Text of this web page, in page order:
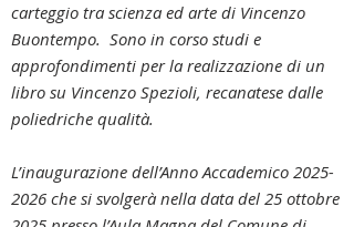
carteggio tra scienza ed arte di Vincenzo
Buontempo. Sono in corso studi e
approfondimenti per la realizzazione di un
libro su Vincenzo Spezioli, recanatese dalle
poliedriche qualità.
L’inaugurazione dell’Anno Accademico 2025-
2026 che si svolgerà nella data del 25 ottobre